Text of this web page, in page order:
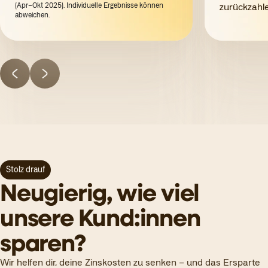
(Apr–Okt 2025). Individuelle Ergebnisse können
abweichen.
Stolz drauf
Neugierig, wie viel
unsere Kund:innen
sparen?
Wir helfen dir, deine Zinskosten zu senken – und das Ersparte